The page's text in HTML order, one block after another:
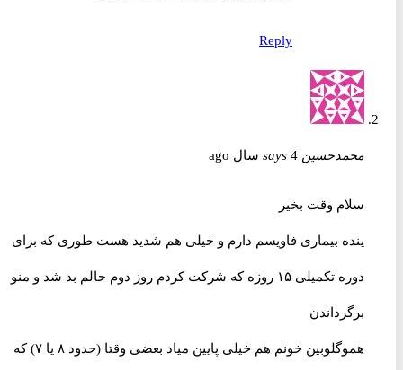
Reply
محمدحسین says 4 سال ago
سلام وقت بخیر
ینده بیماری فاویسم دارم و خیلی هم شدید هست طوری که برای
دوره تکمیلی ۱۵ روزه که شرکت کردم روز دوم حالم بد شد و منو
برگرداندن
هموگلوبین خونم هم خیلی پایین میاد بعضی وقتا (حدود ۸ یا ۷) که